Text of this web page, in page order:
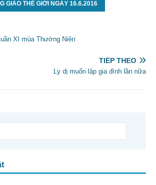
GIÁO THẾ GIỚI NGÀY 16.6.2016
XI mùa Thường Niên
TIẾP THEO
Ly dị muốn lập gia đình lần nữa